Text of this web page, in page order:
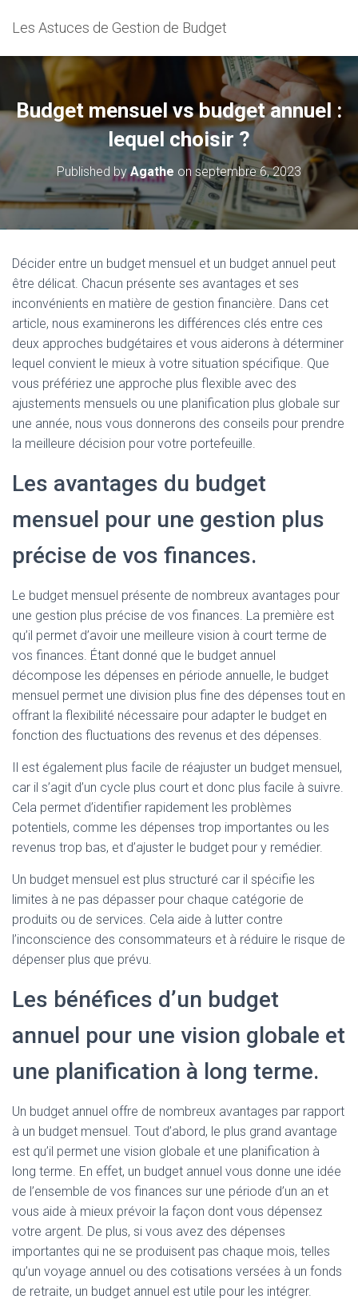
Les Astuces de Gestion de Budget
Budget mensuel vs budget annuel :
lequel choisir ?
Published byAgathe on septembre 6, 2023
Décider entre un budget mensuel et un budget annuel peut
être délicat. Chacun présente ses avantages et ses
inconvénients en matière de gestion financière. Dans cet
article, nous examinerons les différences clés entre ces
deux approches budgétaires et vous aiderons à déterminer
lequel convient le mieux à votre situation spécifique. Que
vous préfériez une approche plus flexible avec des
ajustements mensuels ou une planification plus globale sur
une année, nous vous donnerons des conseils pour prendre
la meilleure décision pour votre portefeuille.
Les avantages du budget
mensuel pour une gestion plus
précise de vos finances.
Le budget mensuel présente de nombreux avantages pour
une gestion plus précise de vos finances. La première est
qu’il permet d’avoir une meilleure vision à court terme de
vos finances. Étant donné que le budget annuel
décompose les dépenses en période annuelle, le budget
mensuel permet une division plus fine des dépenses tout en
offrant la flexibilité nécessaire pour adapter le budget en
fonction des fluctuations des revenus et des dépenses.
Il est également plus facile de réajuster un budget mensuel,
car il s’agit d’un cycle plus court et donc plus facile à suivre.
Cela permet d’identifier rapidement les problèmes
potentiels, comme les dépenses trop importantes ou les
revenus trop bas, et d’ajuster le budget pour y remédier.
Un budget mensuel est plus structuré car il spécifie les
limites à ne pas dépasser pour chaque catégorie de
produits ou de services. Cela aide à lutter contre
l’inconscience des consommateurs et à réduire le risque de
dépenser plus que prévu.
Les bénéfices d’un budget
annuel pour une vision globale et
une planification à long terme.
Un budget annuel offre de nombreux avantages par rapport
à un budget mensuel. Tout d’abord, le plus grand avantage
est qu’il permet une vision globale et une planification à
long terme. En effet, un budget annuel vous donne une idée
de l’ensemble de vos finances sur une période d’un an et
vous aide à mieux prévoir la façon dont vous dépensez
votre argent. De plus, si vous avez des dépenses
importantes qui ne se produisent pas chaque mois, telles
qu’un voyage annuel ou des cotisations versées à un fonds
de retraite, un budget annuel est utile pour les intégrer.